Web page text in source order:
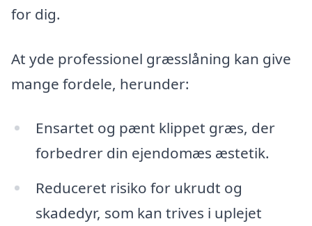
for dig.
At yde professionel græsslåning kan give
mange fordele, herunder:
Ensartet og pænt klippet græs, der
forbedrer din ejendomæs æstetik.
Reduceret risiko for ukrudt og
skadedyr, som kan trives i uplejet